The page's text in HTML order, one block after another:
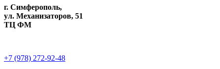
г. Симферополь,
ул. Механизаторов, 51
ТЦ ФМ
+7 (978) 272-92-48